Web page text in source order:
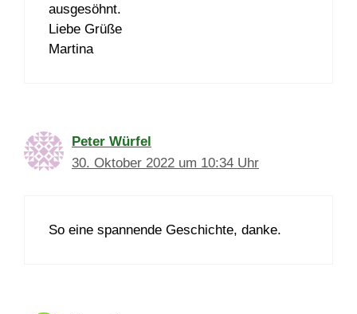
ausgesöhnt.
Liebe Grüße
Martina
Peter Würfel
30. Oktober 2022 um 10:34 Uhr
So eine spannende Geschichte, danke.